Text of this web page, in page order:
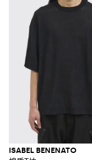
ISABEL BENENATO